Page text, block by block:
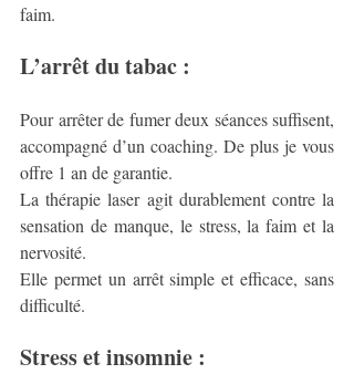
faim.
L’arrêt du tabac :
Pour arrêter de fumer deux séances suffisent,
accompagné d’un coaching. De plus je vous
offre 1 an de garantie.
La thérapie laser agit durablement contre la
sensation de manque, le stress, la faim et la
nervosité.
Elle permet un arrêt simple et efficace, sans
difficulté.
Stress et insomnie :